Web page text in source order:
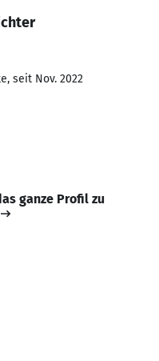
seit Nov. 2022
ganze Profil zu